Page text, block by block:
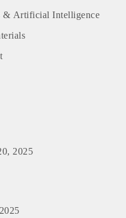
& Artificial Intelligence
2025